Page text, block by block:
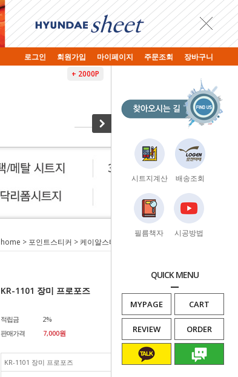
시트지계산 배송조회
필름책자 시공방법
QUICK MENU
MYPAGE CART
REVIEW ORDER
로그인 회원가입 마이페이지 주문조회
장바구니
+ 2000P
home > 포인트스티커 >케이알스티커
KR-1101 장미 프로포즈
적립금
2%
판매가격
7,000원
KR-1101 장미 프로포즈 7,000원